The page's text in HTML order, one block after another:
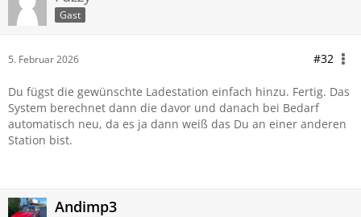
Gast
5. Februar 2026 #32
Du fügst die gewünschte Ladestation einfach hinzu. Fertig. Das
System berechnet dann die davor und danach bei Bedarf
automatisch neu, da es ja dann weiß das Du an einer anderen
Station bist.
Andimp3